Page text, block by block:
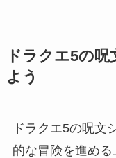
ドラクエ5の
よう
ドラクエ5の呪文
的な冒険を進める